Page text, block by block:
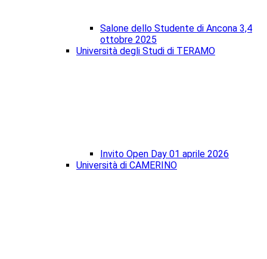
Salone dello Studente di Ancona 3,4
ottobre 2025
Università degli Studi di TERAMO
Invito Open Day 01 aprile 2026
Università di CAMERINO